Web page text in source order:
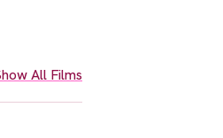
All Films